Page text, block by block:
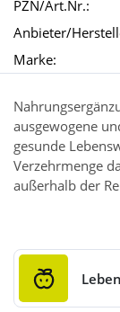
PZN/Art.Nr.:
Anbieter/
Marke:
ausgewogene
gesunde
Verzehrmenge
außerhalb der